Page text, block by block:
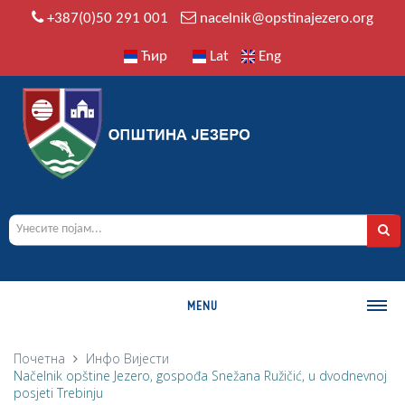
+387(0)50 291 001 nacelnik@opstinajezero.org
Ћир Lat Eng
MENU
О ОПШТИНИ
Историја
Почетна Инфо Вијести
Načelnik opštine Jezero, gospođa Snežana Ružičić, u dvodnevnoj
posjeti Trebinju